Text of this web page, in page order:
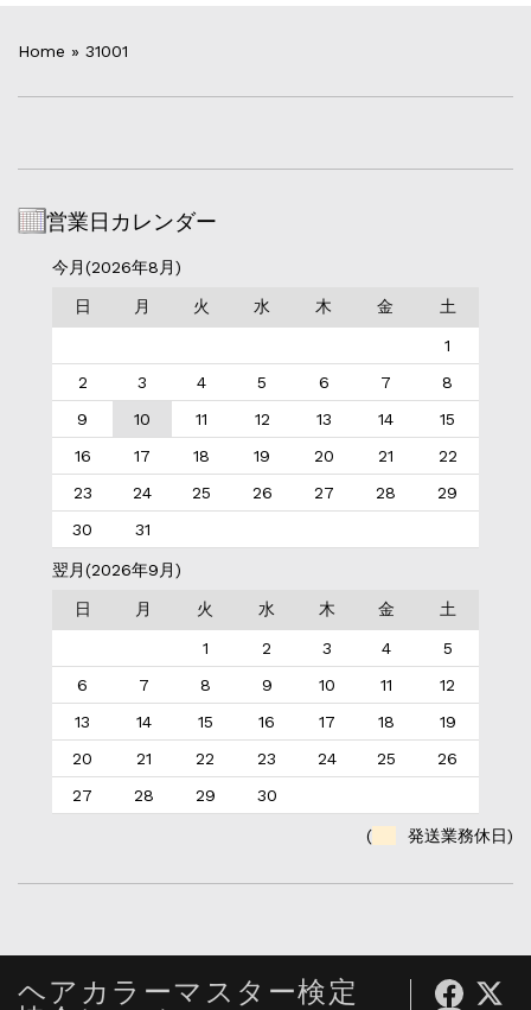
Home » 31001
営業日カレンダー
今月(2026年8月)
日 月 火 水 木 金 土
1
2
3 4 5 6 7
8
9
10 11 12 13 14
15
16
17 18 19 20 21
22
23
24 25 26 27 28
29
30
31
翌月(2026年9月)
日 月 火 水 木 金 土
1 2 3 4
5
6
7 8 9 10 11
12
13
14 15 16 17 18
19
20
21 22 23 24 25
26
27
28 29 30
( 発送業務休日)
ヘアカラーマスター検定